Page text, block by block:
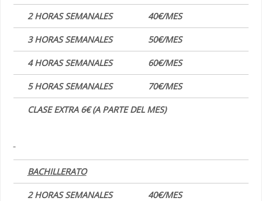
2 HORAS SEMANALES 40€/MES
3 HORAS SEMANALES 50€/MES
4 HORAS SEMANALES 60€/MES
5 HORAS SEMANALES 70€/MES
CLASE EXTRA 6€ (A PARTE DEL MES)
BACHILLERATO
2 HORAS SEMANALES 40€/MES